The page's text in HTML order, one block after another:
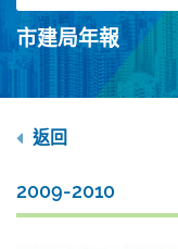
入
關
鍵
市建局年報
返回
2009-2010